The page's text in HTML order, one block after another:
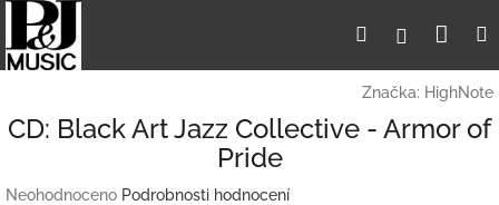
obsah
HledatPřihlášení
Značka: HighNote
CD: Black Art Jazz Collective - Armor of
Pride
Průměrné
Neohodnoceno Podrobnosti hodnocení